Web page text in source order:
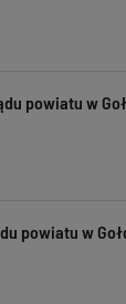
powiatu w
powiatu w